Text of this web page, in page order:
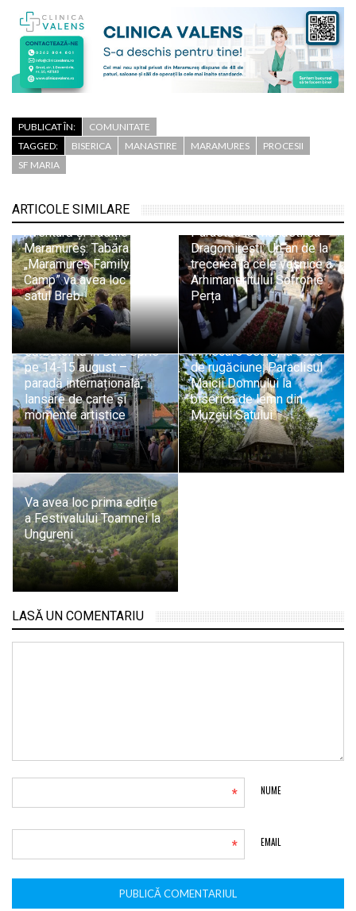
PUBLICAT ÎN:
COMUNITATE
TAGGED:
BISERICA MANASTIRE MARAMURES
PROCESII
SF MARIA
ARTICOLE SIMILARE
Aventură și tradiție în
Maramureș: Tabăra
„Maramureș Family
Camp” va avea loc în
satul Breb
Parastas la Mănăstirea
Dragomirești: Un an de la
trecerea la cele veșnice a
Arhimandritului Sofronie
Perța
Ziua Minerului va fi
sărbătorită în Baia Sprie
pe 14-15 august –
paradă internațională,
lansare de carte și
momente artistice
În fiecare seară, la ceas
de rugăciune: Paraclisul
Maicii Domnului la
biserica de lemn din
Muzeul Satului
Va avea loc prima ediție
a Festivalului Toamnei la
Ungureni
LASĂ UN COMENTARIU
NUME
*
EMAIL
*